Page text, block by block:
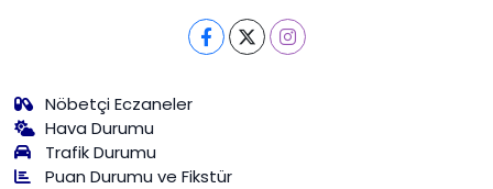
Nöbetçi Eczaneler
Hava Durumu
Trafik Durumu
Puan Durumu ve Fikstür